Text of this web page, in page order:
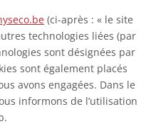
(ci-après : « le site
technologies liées (par
sont désignées par
sont également placés
avons engagées. Dans le
informons de l’utilisation